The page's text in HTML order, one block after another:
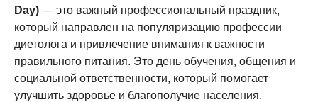
Day) — это важный профессиональный праздник,
который направлен на популяризацию профессии
диетолога и привлечение внимания к важности
правильного питания. Это день обучения, общения и
социальной ответственности, который помогает
улучшить здоровье и благополучие населения.